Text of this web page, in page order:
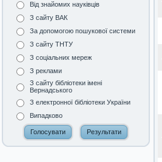
Від знайомих науківців
З сайту ВАК
За допомогою пошукової системи
З сайту ТНТУ
З соціальних мереж
З реклами
З сайту бібліотеки імені
Вернадського
З електронної бібліотеки України
Випадково